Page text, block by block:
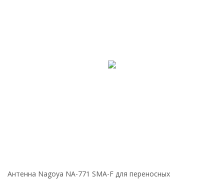
Антенна Nagoya NA-771 SMA-F для переносных